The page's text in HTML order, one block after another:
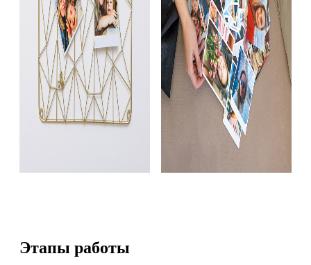
Этапы работы